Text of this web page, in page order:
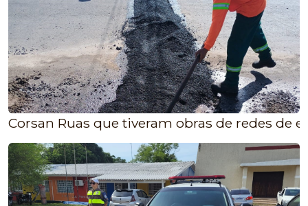
Corsan Ruas que tiveram obras de redes de